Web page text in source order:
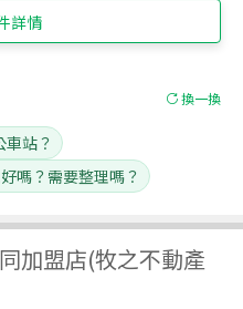
詳情
加盟店(牧之不動產
換一換
站？
嗎？需要整理嗎？